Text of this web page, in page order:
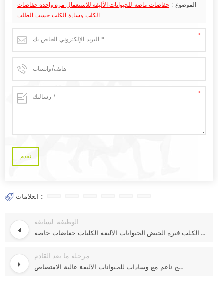
الموضوع : حفاضات ماصة للحيوانات الأليفة للاستعمال مرة واحدة حفاضات
الكلب وسادة الكلب حسب الطلب
العلامات :
الوظيفة السابقة
حفاضات الكلب فترة الحيض الحيوانات الأليفة الكلبات حفاضات خاصة
مرحلة ما بعد القادم
الكلب القابل للتصرف تحت منصات سطح ناعم مع وسادات للحيوانات الأليفة عالية الامتصاص